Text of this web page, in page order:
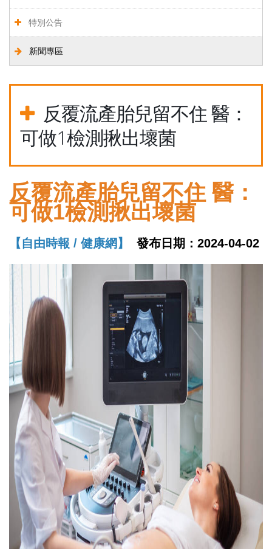
特別公告
新聞專區
反覆流產胎兒留不住 醫：
可做1檢測揪出壞菌
反覆流產胎兒留不住 醫：
可做1檢測揪出壞菌
【自由時報 / 健康網】 發布日期：2024-04-02